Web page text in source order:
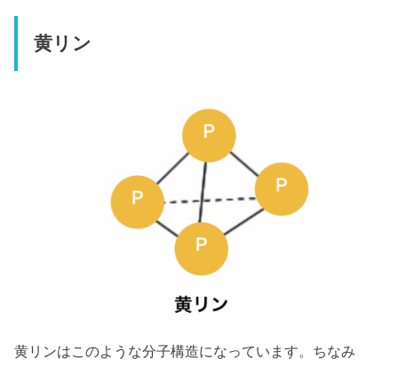
黄リン
黄リンはこのような分子構造になっています。ちなみ